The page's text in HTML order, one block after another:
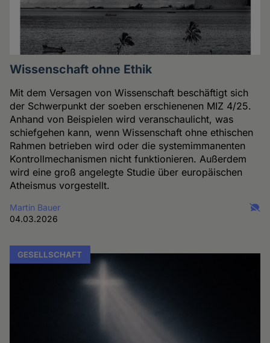
Wissenschaft ohne Ethik
Mit dem Versagen von Wissenschaft beschäftigt sich
der Schwerpunkt der soeben erschienenen MIZ 4/25.
Anhand von Beispielen wird veranschaulicht, was
schiefgehen kann, wenn Wissenschaft ohne ethischen
Rahmen betrieben wird oder die systemimmanenten
Kontrollmechanismen nicht funktionieren. Außerdem
wird eine groß angelegte Studie über europäischen
Atheismus vorgestellt.
Martin Bauer
04.03.2026
GESELLSCHAFT